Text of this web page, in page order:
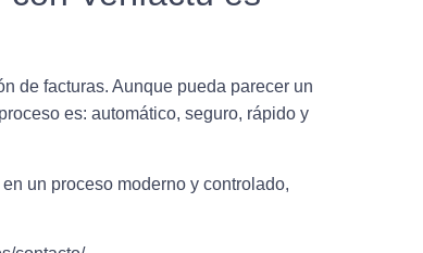
de facturas. Aunque pueda parecer un
es: automático, seguro, rápido y
un proceso moderno y controlado,